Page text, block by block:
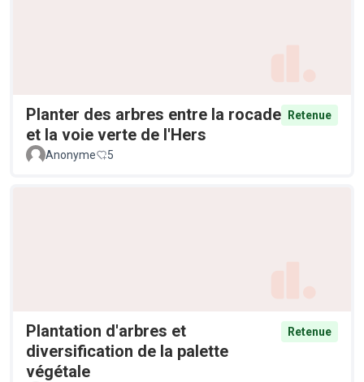
Planter des arbres entre la rocade
et la voie verte de l'Hers
Retenue
Anonyme 5
Plantation d'arbres et
diversification de la palette
végétale
Retenue